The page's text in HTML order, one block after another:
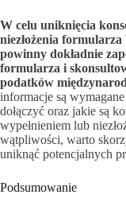
W celu uniknięcia
niezłożenia
powinny dokładnie
formularza i
podatków
informacje są
dołączyć oraz jakie są
wypełnieniem lub
wątpliwości, warto
uniknąć potencjalnych
Podsumowanie